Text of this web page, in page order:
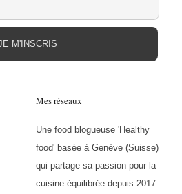
Mes réseaux
Une food blogueuse 'Healthy
food' basée à Genève (Suisse)
qui partage sa passion pour la
cuisine équilibrée depuis 2017.
M'INSCRIS